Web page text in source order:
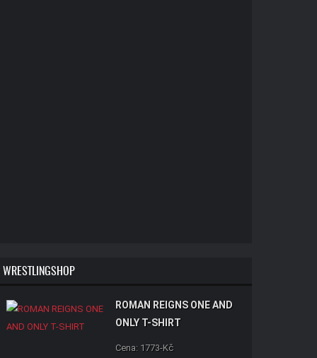
WRESTLINGSHOP
ROMAN REIGNS ONE AND
ONLY T-SHIRT
Cena: 1773-Kč